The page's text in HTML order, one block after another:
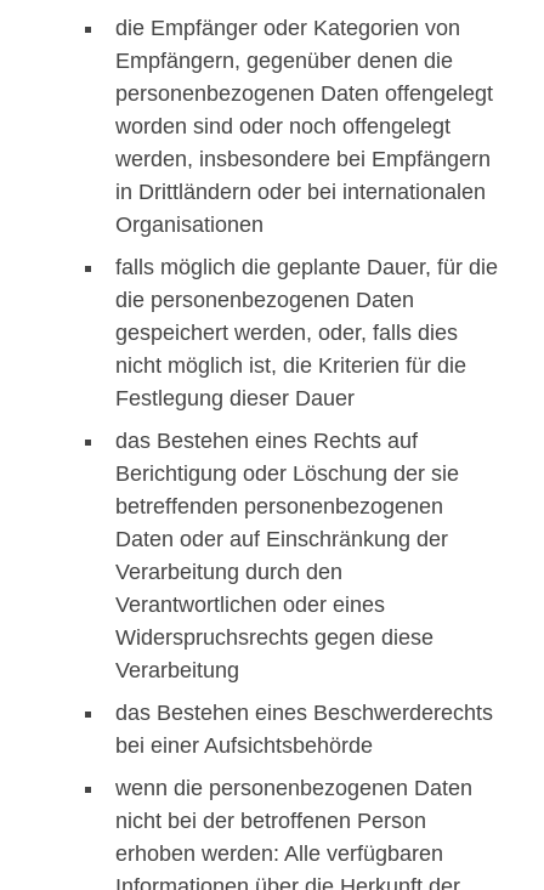
die Empfänger oder Kategorien von
Empfängern, gegenüber denen die
personenbezogenen Daten offengelegt
worden sind oder noch offengelegt
werden, insbesondere bei Empfängern
in Drittländern oder bei internationalen
Organisationen
falls möglich die geplante Dauer, für die
die personenbezogenen Daten
gespeichert werden, oder, falls dies
nicht möglich ist, die Kriterien für die
Festlegung dieser Dauer
das Bestehen eines Rechts auf
Berichtigung oder Löschung der sie
betreffenden personenbezogenen
Daten oder auf Einschränkung der
Verarbeitung durch den
Verantwortlichen oder eines
Widerspruchsrechts gegen diese
Verarbeitung
das Bestehen eines Beschwerderechts
bei einer Aufsichtsbehörde
wenn die personenbezogenen Daten
nicht bei der betroffenen Person
erhoben werden: Alle verfügbaren